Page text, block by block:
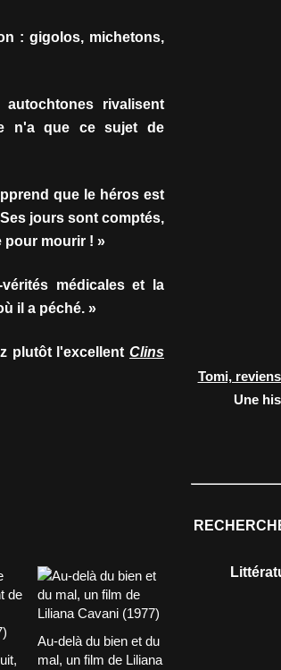
: gigolos, michetons,
rivalisent
n'a que ce sujet de
que le héros est
jours sont comptés,
pour mourir ! »
médicales et la
il a péché. »
plutôt l'excellent Clins
Au-delà du bien et du
mal, un film de Liliana
Tomi,
Une